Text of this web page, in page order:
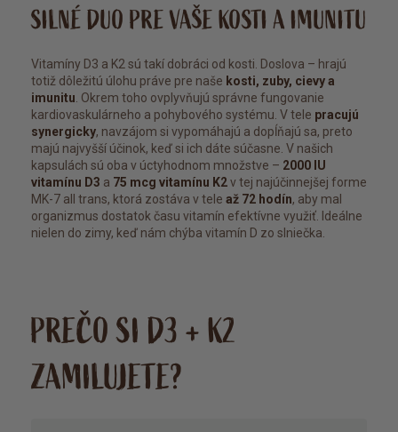
SILNÉ DUO PRE VAŠE KOSTI A IMUNITU
Vitamíny D3 a K2 sú takí dobráci od kosti. Doslova – hrajú
totiž dôležitú úlohu práve pre naše kosti, zuby, cievy a
imunitu . Okrem toho ovplyvňujú správne fungovanie
kardiovaskulárneho a pohybového systému. V tele pracujú
synergicky, navzájom si vypomáhajú a dopĺňajú sa, preto
majú najvyšší účinok, keď si ich dáte súčasne. V našich
kapsulách sú oba v úctyhodnom množstve – 2000 IU
vitamínu D3 a 75 mcg vitamínu K2v tej najúčinnejšej forme
MK-7 all trans, ktorá zostáva v tele až 72 hodín, aby mal
organizmus dostatok času vitamín efektívne využiť. Ideálne
nielen do zimy, keď nám chýba vitamín D zo slniečka.
PREČO SI D3 + K2
ZAMILUJETE?